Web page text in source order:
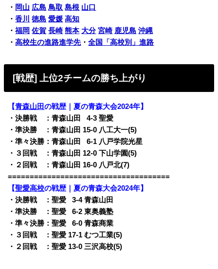
・ 岡山 広島 鳥取 島根 山口
・香川 徳島 愛媛 高知
・福岡 佐賀 長崎 熊本 大分 宮崎 鹿児島 沖縄
・高校生の進路進学先・全国「高校別」進路
[戦歴] 上位2チームの勝ち上がり
【青森山田の戦歴｜夏の青森大会2024年】
・決勝戦 ：青森山田
04-3 聖愛
・準決勝 ：青森山田 15-0 八工大一(5)
・準々決勝：青森山田
06-1 八戸学院光星
・３回戦 ：青森山田 12-0 下山学園(5)
・２回戦 ：青森山田 16-0 八戸北(7)
=====================================
【聖愛高校の戦歴｜夏の青森大会2024年】
・決勝戦 ：聖愛
03-4 青森山田
・準決勝 ：聖愛
06-2 東奥義塾
・準々決勝：聖愛
06-0 青森商業
・３回戦 ：聖愛 17-1 むつ工業(5)
・２回戦 ：聖愛 13-0 三沢高校(5)